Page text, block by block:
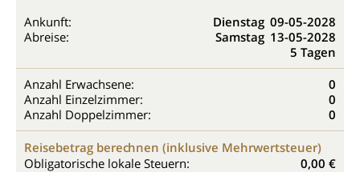
Ankunft: Dienstag 09-05-2028
Abreise:
Samstag 13-05-2028
5 Tagen
Anzahl Erwachsene:
0
Anzahl Einzelzimmer:
0
Anzahl Doppelzimmer:
0
Reisebetrag berechnen (inklusive Mehrwertsteuer)
Obligatorische lokale Steuern:
0,00 €